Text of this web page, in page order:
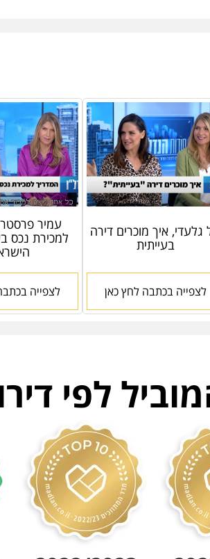
גלעדי, איך מוכרים דירה
בעייתית
לצפייה בכתבה לחץ כאן
עמיר
למכירת נכס
לצפייה
לפי